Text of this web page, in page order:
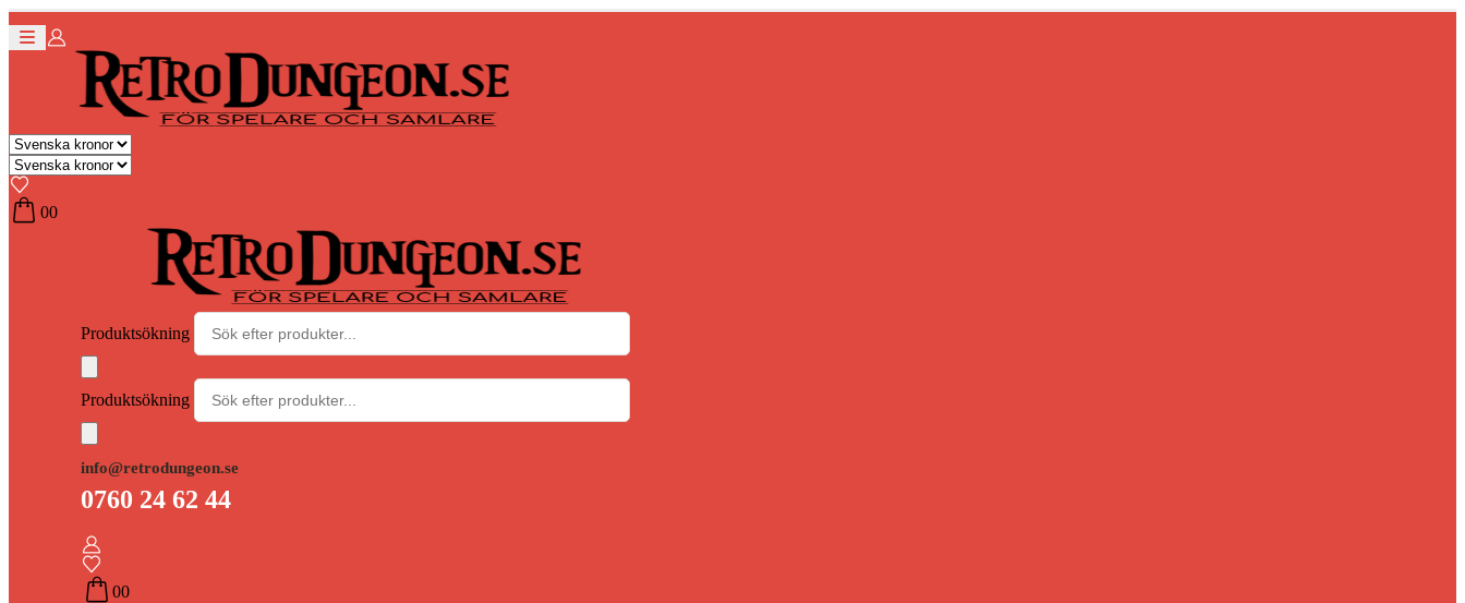
00
Produktsökning
Produktsökning
info@retrodungeon.se
0760 24 62 44
00